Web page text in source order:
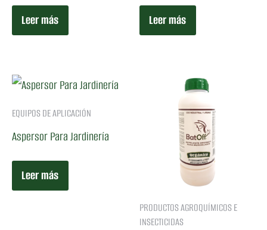
Leer más Leer más
EQUIPOS DE APLICACIÓN
Aspersor Para Jardinería
Leer más
PRODUCTOS AGROQUÍMICOS E
INSECTICIDAS